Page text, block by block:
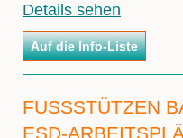
Details sehen
FUSSSTÜTZEN
SD-